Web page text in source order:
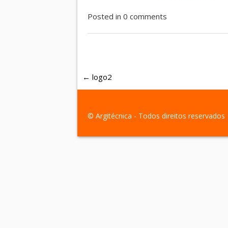
Posted in 0 comments
← logo2
© Argitécnica - Todos direitos